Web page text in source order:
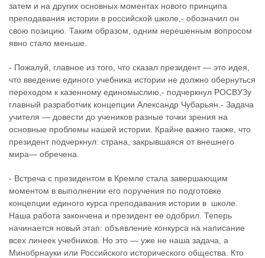
затем и на других основных моментах нового принципа
преподавания истории в российской школе,- обозначил он
свою позицию. Таким образом, одним нерешенным вопросом
явно стало меньше.
- Пожалуй, главное из того, что сказал президент — это идея,
что введение единого учебника истории не должно обернуться
переходом к казенному единомыслию,- подчеркнул РОСВУЗу
главный разработчик концепции Александр Чубарьян.- Задача
учителя — довести до учеников разные точки зрения на
основные проблемы нашей истории. Крайне важно также, что
президент подчеркнул: страна, закрывшаяся от внешнего
мира— обречена.
- Встреча с президентом в Кремле стала завершающим
моментом в выполнении его поручения по подготовке
концепции единого курса преподавания истории в школе.
Наша работа закончена и президент ее одобрил. Теперь
начинается новый этап: объявление конкурса на написание
всех линеек учебников. Но это — уже не наша задача, а
Минобрнауки или Российского исторического общества. Кто